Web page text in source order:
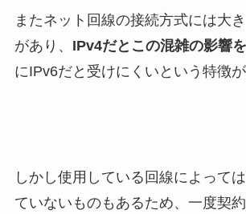
またネット回線の接続方式には大き
があり、 IPv4だとこの混雑の影響
にIPv6だと受けにくいという特徴が
しかし使用している回線によって
ていないものもあるため、一度契